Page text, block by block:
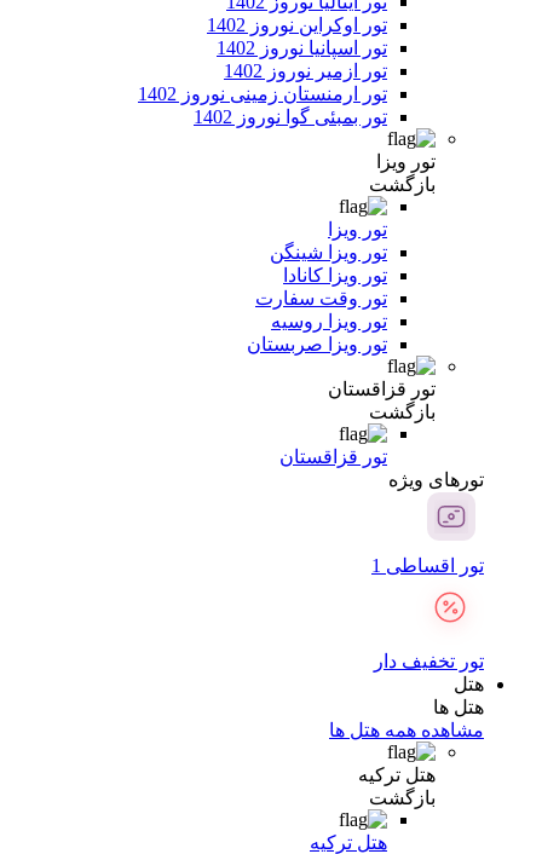
تور اوکراین نوروز 1402
تور اسپانیا نوروز 1402
تور ازمیر نوروز 1402
تور ارمنستان زمینی نوروز 1402
تور بمبئی گوا نوروز 1402
تور ویزا
بازگشت
تور ویزا
تور ویزا شینگن
تور ویزا کانادا
تور وقت سفارت
تور ویزا روسیه
تور ویزا صربستان
تور قزاقستان
بازگشت
تور قزاقستان
تور‌های ویژه
تور اقساطی 1
تور تخفیف دار
هتل
هتل ها
مشاهده همه هتل ها
هتل ترکیه
بازگشت
هتل ترکیه